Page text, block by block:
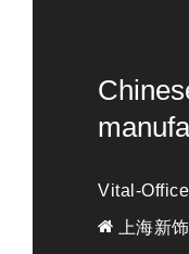
Vital-
上海新